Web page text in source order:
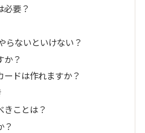
必要？
ないといけない？
？
ドは作れますか？
ことは？
？